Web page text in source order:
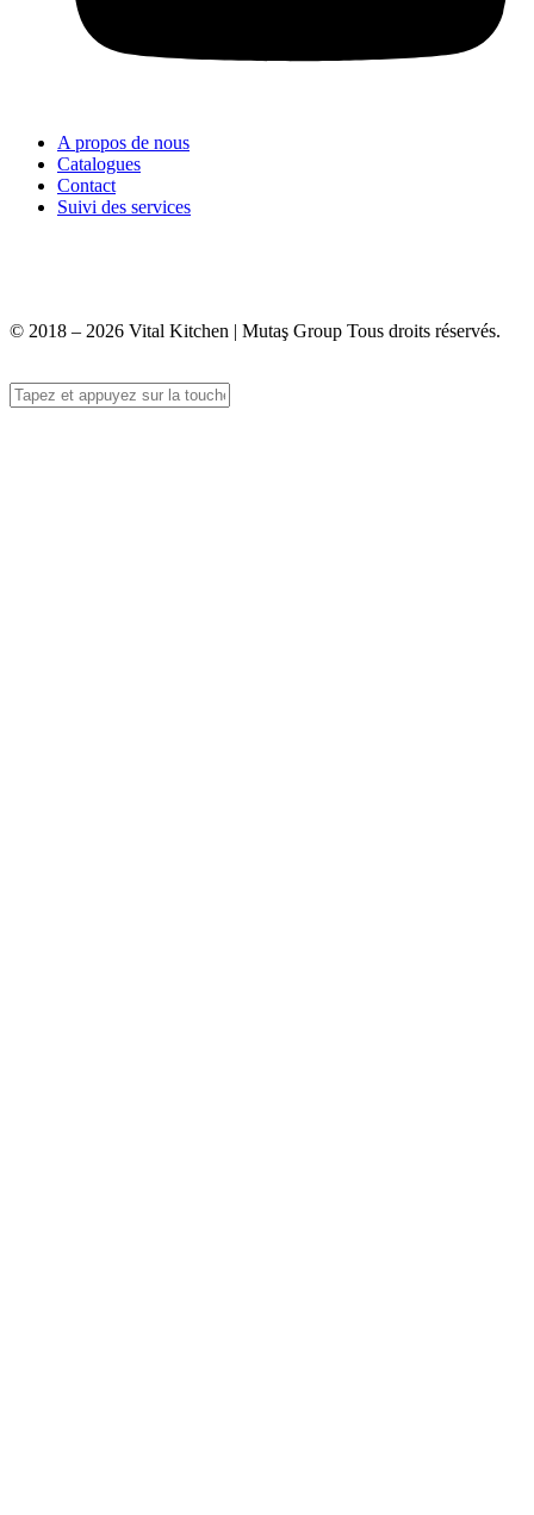
A propos de nous
Catalogues
Contact
Suivi des services
© 2018 – 2026 Vital Kitchen | Mutaş Group Tous droits réservés.